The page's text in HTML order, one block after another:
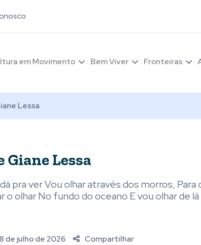
em Movimento Bem Viver Fronteiras
Lessa
Giane Lessa
pra ver Vou olhar através dos morros, Para
olhar No fundo do oceano E vou olhar de lá
8 de julho de 2026 Compartilhar